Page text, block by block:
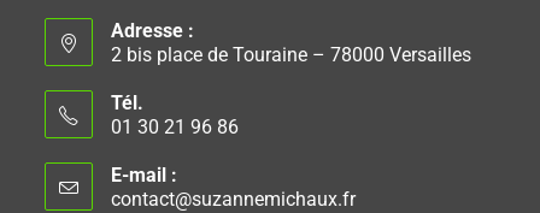
Adresse :
2 bis place de Touraine – 78000 Versailles
Tél.
01 30 21 96 86
E-mail :
contact@suzannemichaux.fr